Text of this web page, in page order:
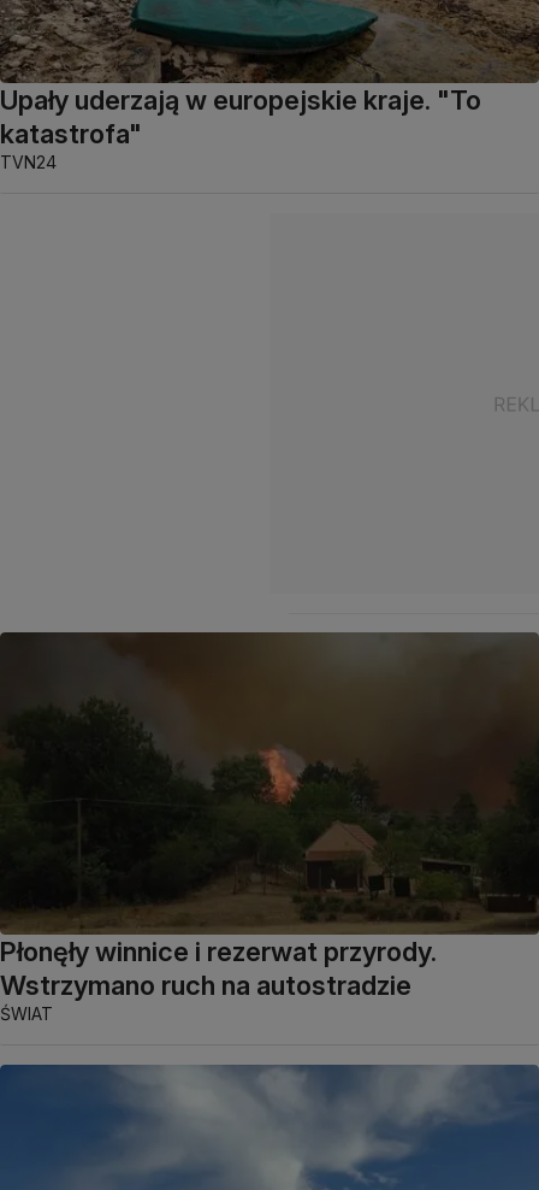
Upały uderzają w europejskie kraje. "To
katastrofa"
TVN24
Płonęły winnice i rezerwat przyrody.
Wstrzymano ruch na autostradzie
ŚWIAT